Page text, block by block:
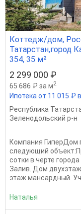
Коттедж/дом,
Татарстан,город
354, 35 м²
2 299 000 ₽
65 686 ₽ за м2
Ипотека от 11 015 ₽
Республика
Зеленодольский р-н
Компания ГиперДом
следующий
сотки в черте
Залив. Дом
этаж мансардный.
Наталья